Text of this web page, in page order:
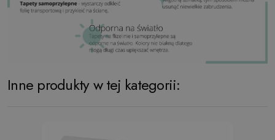
Inne produkty w tej kategorii: